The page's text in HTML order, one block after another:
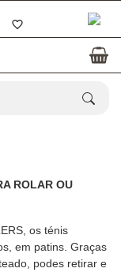
ROLAR OU
os ténis
em patins. Graças
podes retirar e